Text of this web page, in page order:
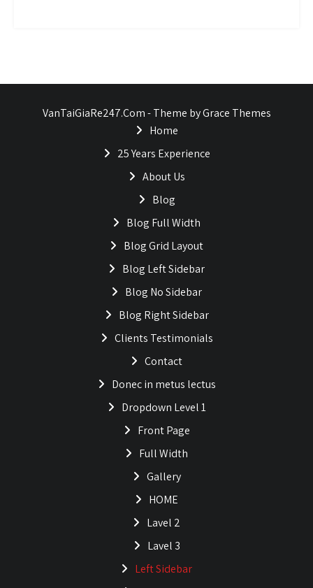
VanTaiGiaRe247.Com - Theme by Grace Themes
Home
25 Years Experience
About Us
Blog
Blog Full Width
Blog Grid Layout
Blog Left Sidebar
Blog No Sidebar
Blog Right Sidebar
Clients Testimonials
Contact
Donec in metus lectus
Dropdown Level 1
Front Page
Full Width
Gallery
HOME
Lavel 2
Lavel 3
Left Sidebar